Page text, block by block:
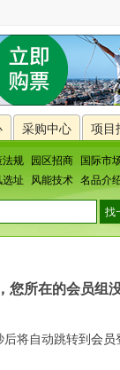
采购中心 项目
法规 园区招商
国际市
选址 风能技术 名品介
您所在的会员组
后将自动跳转到会员